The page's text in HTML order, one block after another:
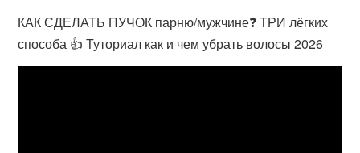
КАК СДЕЛАТЬ ПУЧОК парню/мужчине❓ ТРИ лёгких
способа 👍 Туториал как и чем убрать волосы 2026